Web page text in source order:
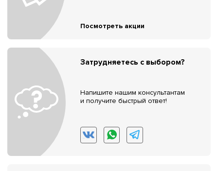
Посмотреть акции
Затрудняетесь с выбором?
Напишите нашим консультантам
и получите быстрый ответ!